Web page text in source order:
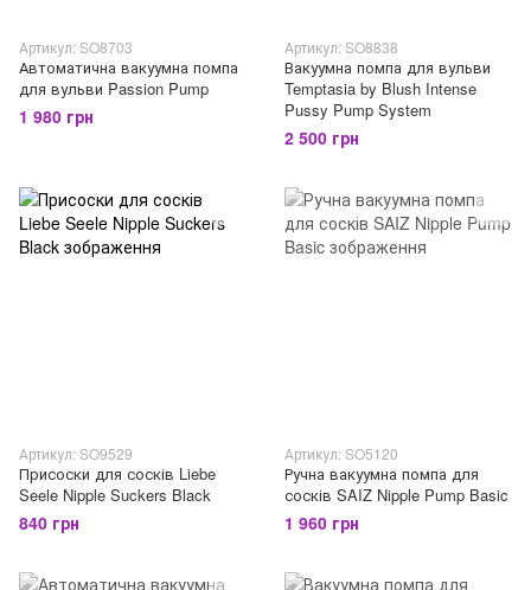
Артикул: SO8703
Автоматична вакуумна помпа
для вульви Passion Pump
1 980 грн
Артикул: SO8838
Вакуумна помпа для вульви
Temptasia by Blush Intense
Pussy Pump System
2 500 грн
Артикул: SO9529
Присоски для сосків Liebe
Seele Nipple Suckers Black
840 грн
Артикул: SO5120
Ручна вакуумна помпа для
сосків SAIZ Nipple Pump Basic
1 960 грн